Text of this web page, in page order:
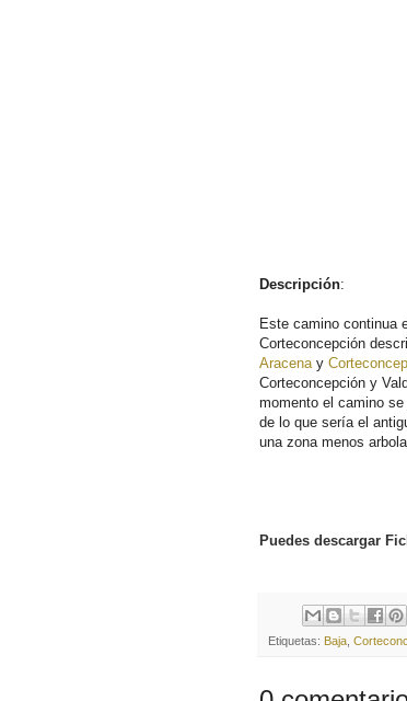
Descripción:
Este camino continua
Corteconcepción
Aracenay
Corteconcepción y
momento el camino se
de lo que sería el
una zona menos
Puedes descargar
Etiquetas: Baja